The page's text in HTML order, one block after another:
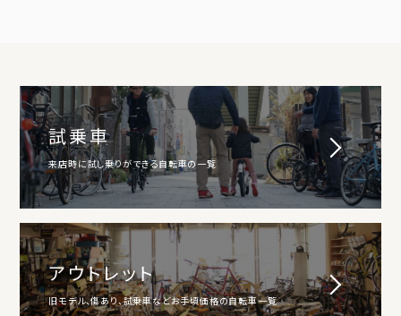
試乗車
来店時に試し乗りができる自転車の一覧
アウトレット
旧モデル、傷あり、試乗車などお手頃価格の自転車一覧